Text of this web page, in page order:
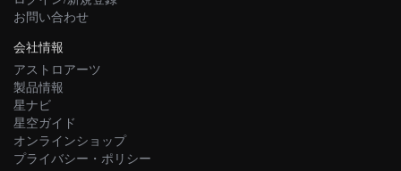
お問い合わせ
会社情報
アストロアーツ
製品情報
星ナビ
星空ガイド
オンラインショップ
プライバシー・ポリシー